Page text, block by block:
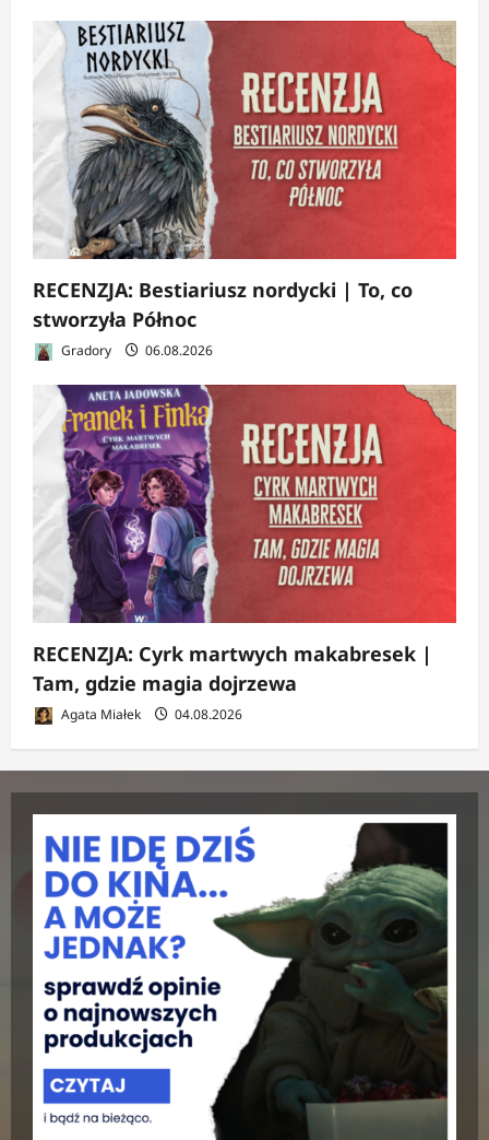
RECENZJA: Bestiariusz nordycki | To, co
stworzyła Północ
Gradory 06.08.2026
RECENZJA: Cyrk martwych makabresek |
Tam, gdzie magia dojrzewa
Agata Miałek 04.08.2026